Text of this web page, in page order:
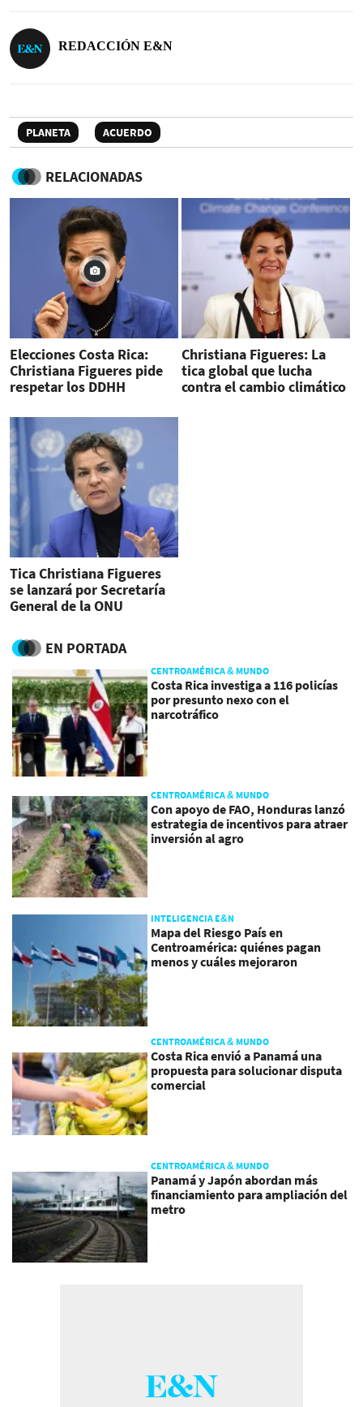
REDACCIÓN E&N
PLANETA ACUERDO
RELACIONADAS
Elecciones Costa Rica:
Christiana Figueres pide
respetar los DDHH
Christiana Figueres: La
tica global que lucha
contra el cambio climático
Tica Christiana Figueres
se lanzará por Secretaría
General de la ONU
EN PORTADA
CENTROAMÉRICA & MUNDO
Costa Rica investiga a 116 policías
por presunto nexo con el
narcotráfico
CENTROAMÉRICA & MUNDO
Con apoyo de FAO, Honduras lanzó
estrategia de incentivos para atraer
inversión al agro
INTELIGENCIA E&N
Mapa del Riesgo País en
Centroamérica: quiénes pagan
menos y cuáles mejoraron
CENTROAMÉRICA & MUNDO
Costa Rica envió a Panamá una
propuesta para solucionar disputa
comercial
CENTROAMÉRICA & MUNDO
Panamá y Japón abordan más
financiamiento para ampliación del
metro